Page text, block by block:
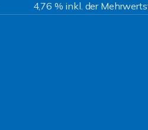
4,76 % inkl. der